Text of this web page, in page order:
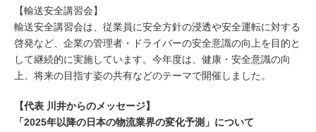
【輸送安全講習会】
輸送安全講習会は、従業員に安全方針の浸透や安全運転に対する
啓発など、企業の管理者・ドライバーの安全意識の向上を目的と
して継続的に実施しています。今年度は、健康・安全意識の向
上、将来の目指す姿の共有などのテーマで開催しました。
【代表 川井からのメッセージ】
「2025年以降の日本の物流業界の変化予測」について